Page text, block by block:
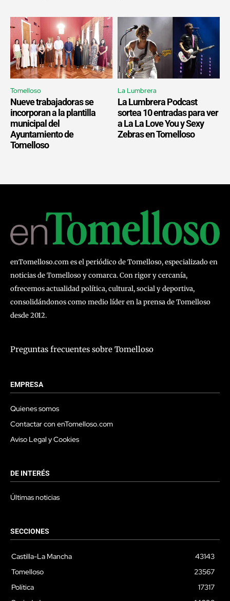
Tomelloso
Nueve trabajadoras se
incorporan a la plantilla
municipal del
Ayuntamiento de
Tomelloso
La Lumbrera
La Lumbrera Podcast
sortea 10 entradas para ver
a La La Love You y Sexy
Zebras en Tomelloso
enTomelloso.com es el periódico de Tomelloso, especializado en
noticias de Tomelloso y comarca. Con rigor y cercanía,
ofrecemos actualidad política, cultural, social y deportiva,
consolidándonos como medio líder en la prensa de Tomelloso
desde 2012.
Preguntas frecuentes sobre Tomelloso
EMPRESA
Quienes somos
Contactar con enTomelloso.com
Aviso Legal y Cookies
DE INTERÉS
Últimas noticias
SECCIONES
Castilla-La Mancha
43143
Tomelloso
23567
Política
17317